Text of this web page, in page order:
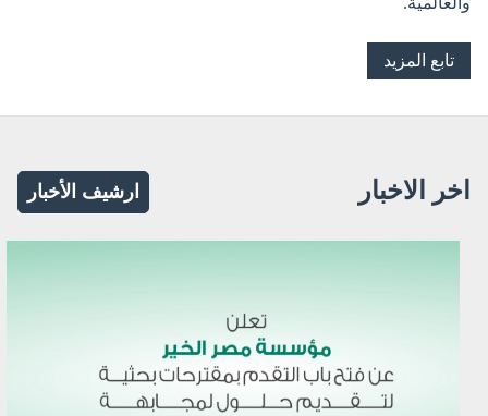
تابع المزيد
اخر الاخبار ارشيف الأخبار